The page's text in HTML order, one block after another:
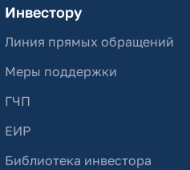
Инвестору
Линия прямых обращений
Меры поддержки
ГЧП
ЕИР
Библиотека инвестора